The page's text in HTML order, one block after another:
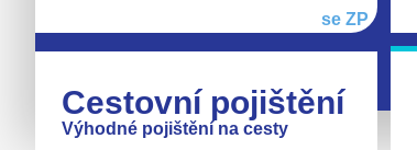
Cestovní pojištění
Výhodné pojištění na cesty